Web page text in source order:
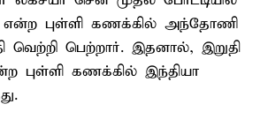
என்ற புள்ளி கணக்கில் அந்தோணி
வெற்றி பெற்றார். இதனால், இறுதி
புள்ளி கணக்கில் இந்தியா